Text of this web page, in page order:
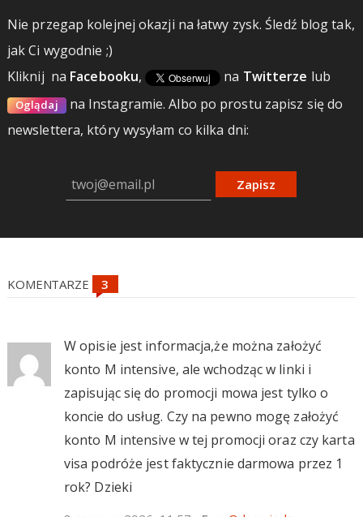
Nie przegap kolejnej okazji na łatwy zysk. Śledź blog tak,
jak Ci wygodnie ;)
Kliknij na Facebooku, na Twitterze lub
Oglądaj na Instagramie.Albo po prostu zapisz się do
newslettera, który wysyłam co kilka dni:
Zapisz
KOMENTARZE
W opisie jest informacja,że można założyć
konto M intensive, ale wchodząc w linki i
zapisując się do promocji mowa jest tylko o
koncie do usług. Czy na pewno mogę założyć
konto M intensive w tej promocji oraz czy karta
visa podróże jest faktycznie darmowa przez 1
rok? Dzieki